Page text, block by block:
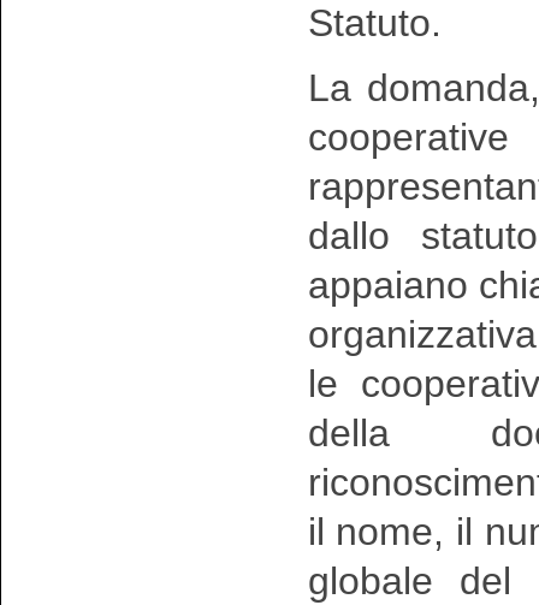
Statuto.
La
dallo
appaiano
le
della
il nome, il
globale del